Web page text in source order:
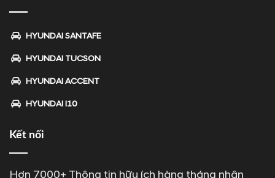
HYUNDAI SANTAFE
HYUNDAI TUCSON
HYUNDAI ACCENT
HYUNDAI I10
Kết nối
Hơn 7000+ Thông tin hữu ích hàng tháng nhận